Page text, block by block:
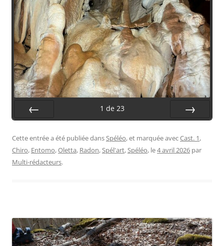
1 de 23
Cette entrée a été publiée dansSpéléo, et marquée avecCast. 1,
Chiro, Entomo,Oletta, Radon,Spél'art,Spéléo, le4 avril 2026 par
Multi-rédacteurs.